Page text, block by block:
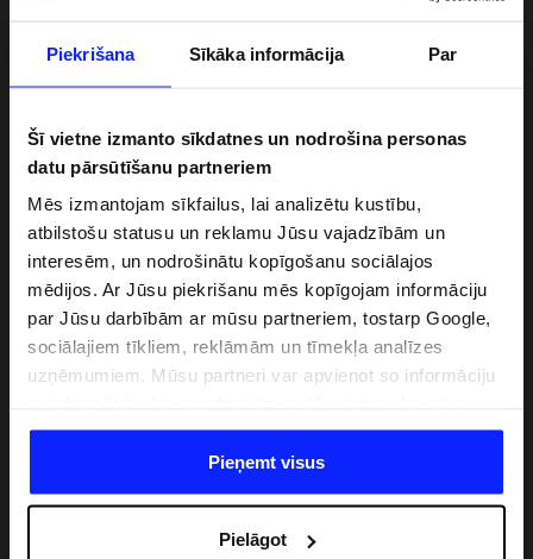
Piekrišana Sīkāka informācija Par
Šī vietne izmanto sīkdatnes un nodrošina personas
datu pārsūtīšanu partneriem
Mēs izmantojam sīkfailus, lai analizētu kustību,
atbilstošu statusu un reklamu Jūsu vajadzībām un
interesēm, un nodrošinātu kopīgošanu sociālajos
mēdijos. Ar Jūsu piekrišanu mēs kopīgojam informāciju
par Jūsu darbībām ar mūsu partneriem, tostarp Google,
sociālajiem tīkliem, reklāmām un tīmekļa analīzes
uzņēmumiem. Mūsu partneri var apvienot so informāciju
datiem, ko viņi iegūst, izmantojot viņu pakalpojumus. Ar
Jūsu atļauju, mēs varam pārsūtīt Jūsu personas datus
saviem partneriem, lai uzlabotu veidu, kadā tiek rādīta
saturu un uzlabotu mūsu partneru piedāvātos risinajumus
Pieņemt visus
Pielāgot